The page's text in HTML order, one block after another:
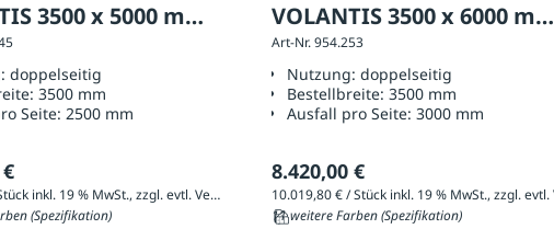
3500 x 5000 mm,
doppelseitig
doppelseitig
3500 mm
Seite: 2500 mm
9.686,60 € / Stück inkl. 19 % MwSt., zzgl. evtl. Versandkosten
(Spezifikation)
VOLANTIS 3500 x 6000 mm,
Ausführung: doppelseitig
Art-Nr. 954.253
Nutzung:doppelseitig
Bestellbreite:3500 mm
Ausfall pro Seite:3000 mm
8.420,00 €
11 weitere Farben (Spezifikation)